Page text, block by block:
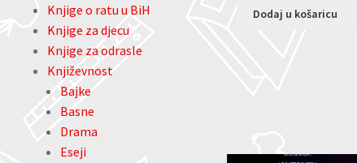
Knjige o ratu u BiH
Knjige za djecu
Knjige za odrasle
Književnost
Bajke
Basne
Drama
Eseji
Dodaj u košaricu